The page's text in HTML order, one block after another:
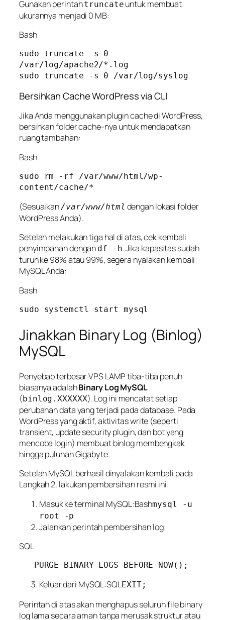
Gunakan perintahtruncate untuk membuat
ukurannya menjadi 0 MB:
Bash
sudo truncate -s 0
/var/log/apache2/*.log
Bersihkan Cache WordPress via CLI
Jika Anda menggunakan plugin cache di WordPress,
bersihkan folder cache-nya untuk mendapatkan
ruang tambahan:
Bash
sudo rm -rf /var/www/html/wp-
(Sesuaikan/var/www/html dengan lokasi folder
WordPress Anda).
Setelah melakukan tiga hal di atas, cek kembali
penyimpanan dengan df -h. Jika kapasitas sudah
turun ke 98% atau 99%, segera nyalakan kembali
MySQL Anda:
Bash
Jinakkan Binary Log (Binlog)
MySQL
Penyebab terbesar VPS LAMP tiba-tiba penuh
biasanya adalahBinary Log MySQL
( binlog.XXXXXX). Log ini mencatatsetiap
perubahan datayang terjadi pada database. Pada
WordPress yang aktif, aktivitaswrite (seperti
transient, update security plugin, dan bot yang
mencoba login) membuat binlog membengkak
hingga puluhan Gigabyte.
Setelah MySQL berhasil dinyalakan kembali pada
Langkah 2, lakukan pembersihan resmi ini:
Masuk ke terminal MySQL:Bashmysql -u
root -p
Jalankan perintah pembersihan log:
SQL
Keluar dari MySQL:SQLEXIT;
Perintah di atas akan menghapus seluruh file binary
log lama secara aman tanpa merusak struktur atau